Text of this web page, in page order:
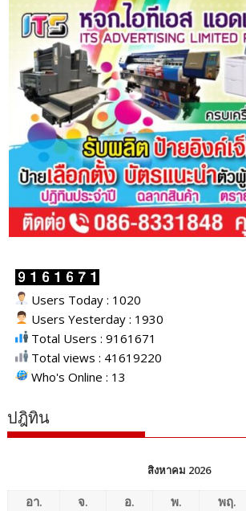
Users Today : 1020
Users Yesterday : 1930
Total Users : 9161671
Total views : 41619220
Who's Online : 13
ปฎิทิน
สิงหาคม 2026
อา. จ. อ. พ. พฤ.